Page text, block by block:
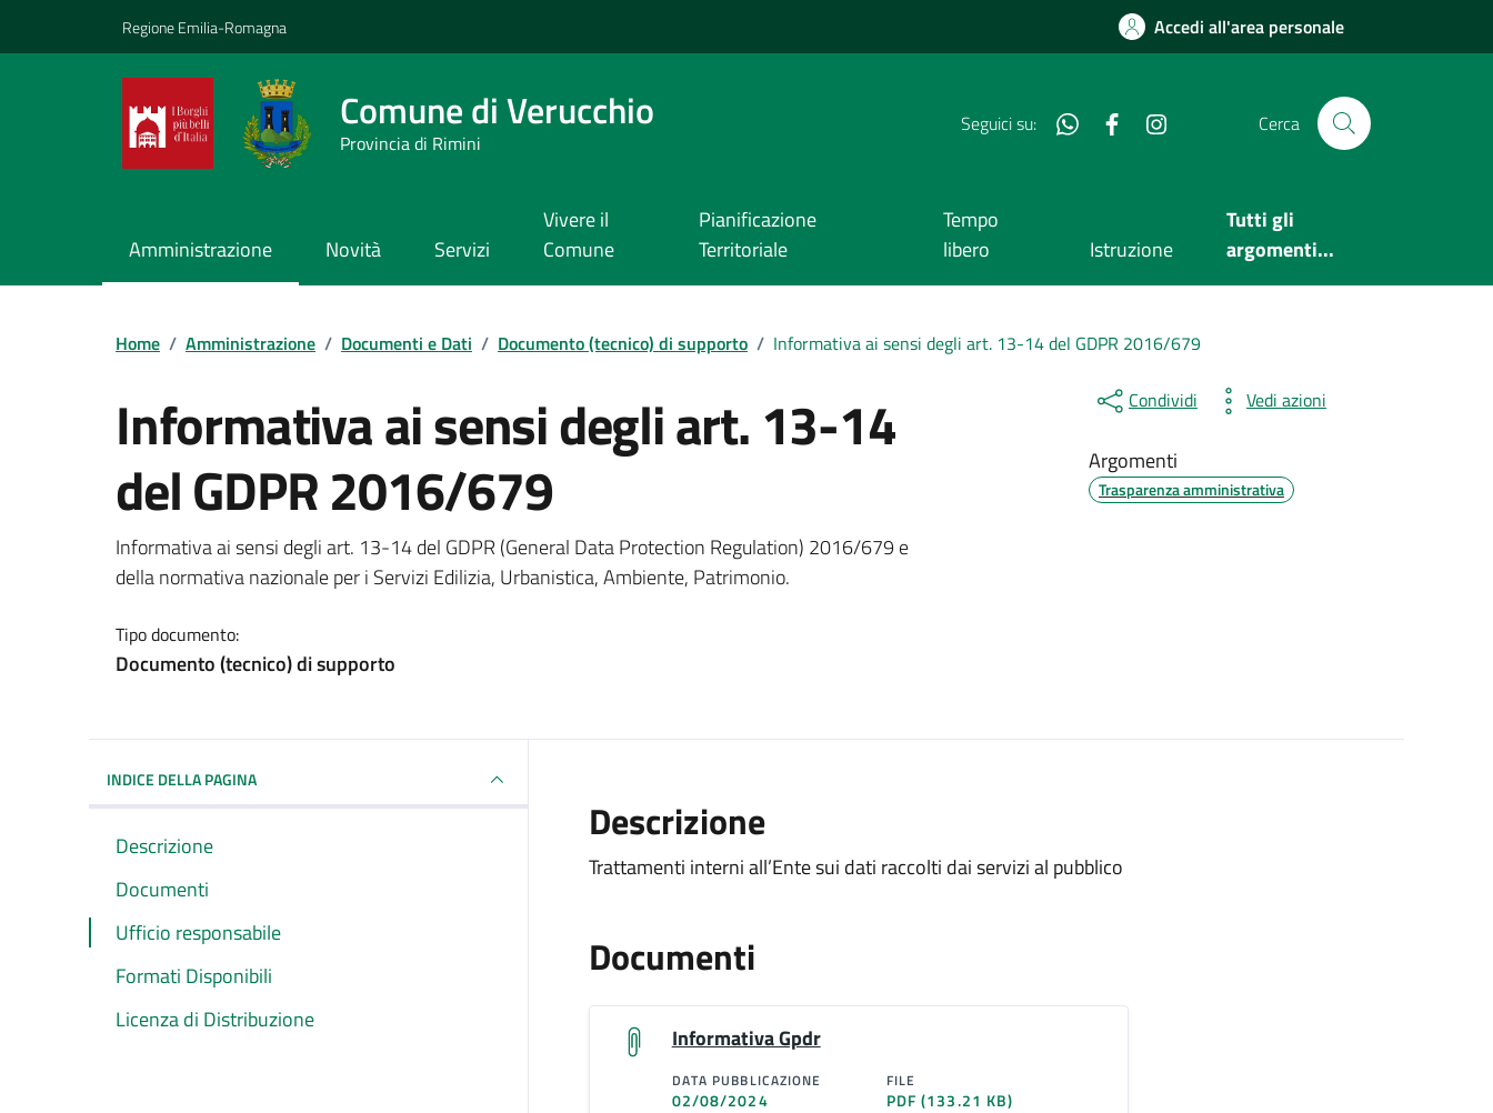
Regione Emilia-Romagna Accedi all'area personale
Comune di Verucchio
Provincia di Rimini
Seguici su: WhatsappFacebook Cerca
Amministrazione Novità Servizi
Vivere il
Comune
Pianificazione
Territoriale
Tempo
libero
Istruzione
Tutti gli
argomenti...
Home / Amministrazione / Documenti e Dati / Documento (tecnico) di supporto / Informativa ai sensi degli art. 13-14 del GDPR 2016/679
Informativa ai sensi degli art. 13-14
del GDPR 2016/679
Dettagli del documento
Informativa ai sensi degli art. 13-14 del GDPR (General Data Protection Regulation) 2016/679 e
della normativa nazionale per i Servizi Edilizia, Urbanistica, Ambiente, Patrimonio.
Tipo documento:
Documento (tecnico) di supporto
Condividi Vedi azioni
Argomenti
Trasparenza amministrativa
INDICE DELLA PAGINA
Descrizione
Documenti
Ufficio responsabile
Formati Disponibili
Licenza di Distribuzione
Descrizione
Trattamenti interni all’Ente sui dati raccolti dai servizi al pubblico
Documenti
Informativa Gpdr
DATA PUBBLICAZIONE
02/08/2024
FILE
PDF(133.21 KB)